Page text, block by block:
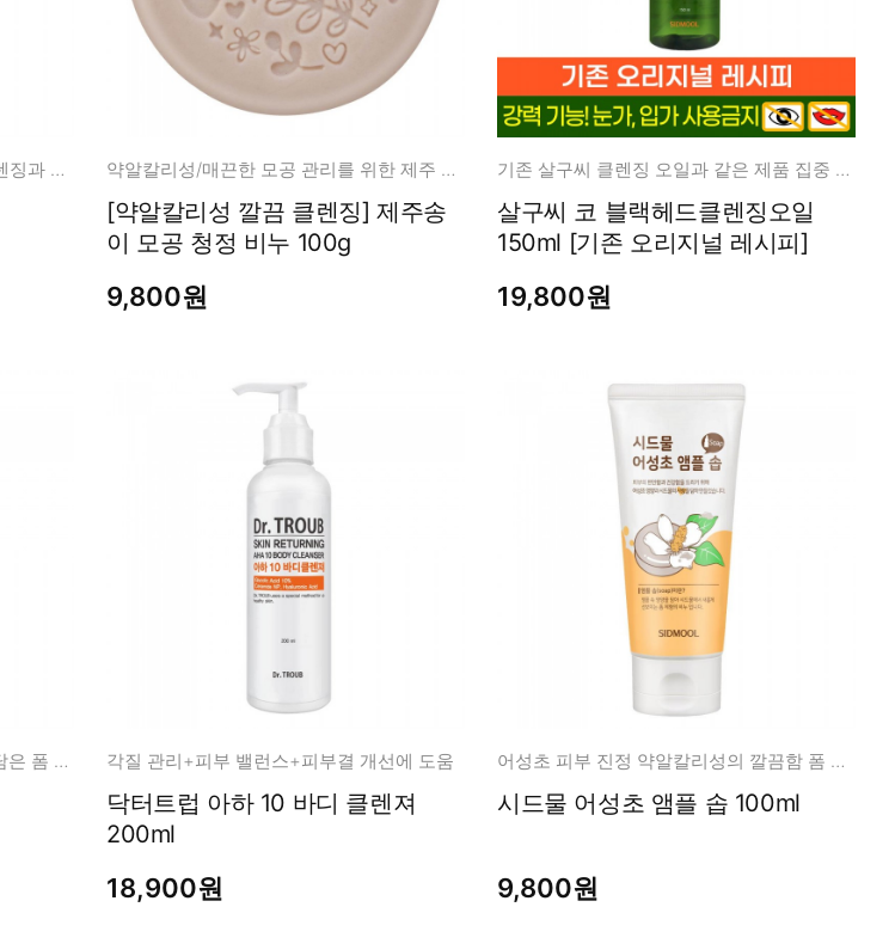
약알칼리성/ 흑당의 영양을 담아 클렌징과 포어 관리를 한번에! 약알칼리성/매끈한 모공 관리를 위한 제주 모공 비누
[약알칼리성 깔끔 클렌징] 제주송
이 모공 청정 비누 100g
9,800원
기존 살구씨 클렌징 오일과 같은 제품 집중 케어 클렌징 오일
살구씨 코 블랙헤드클렌징오일
150ml [기존 오리지널 레시피]
19,800원
병풀 영양과 시드물의 사랑을 가득 담은 폼 제형의 비누 각질 관리+피부 밸런스+피부결 개선에 도움
닥터트럽 아하 10 바디 클렌져
200ml
18,900원
어성초 피부 진정 약알칼리성의 깔끔함 폼 제형의 비누
시드물 어성초 앰플 솝 100ml
9,800원